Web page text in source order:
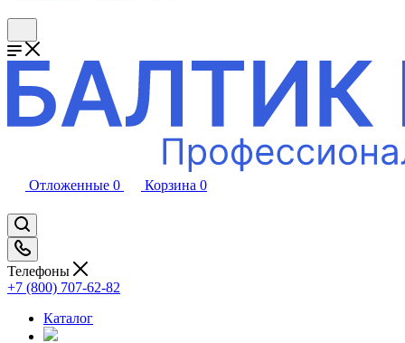
Отложенные 0 Корзина 0
Телефоны
+7 (800) 707-62-82
Каталог